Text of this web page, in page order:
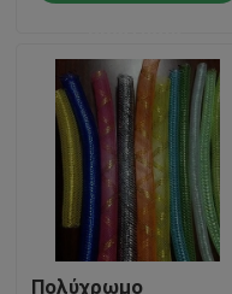
Προϊόντα
Περίπου εμείς
Γύρος εργοστασίων
Πολύχρωμο